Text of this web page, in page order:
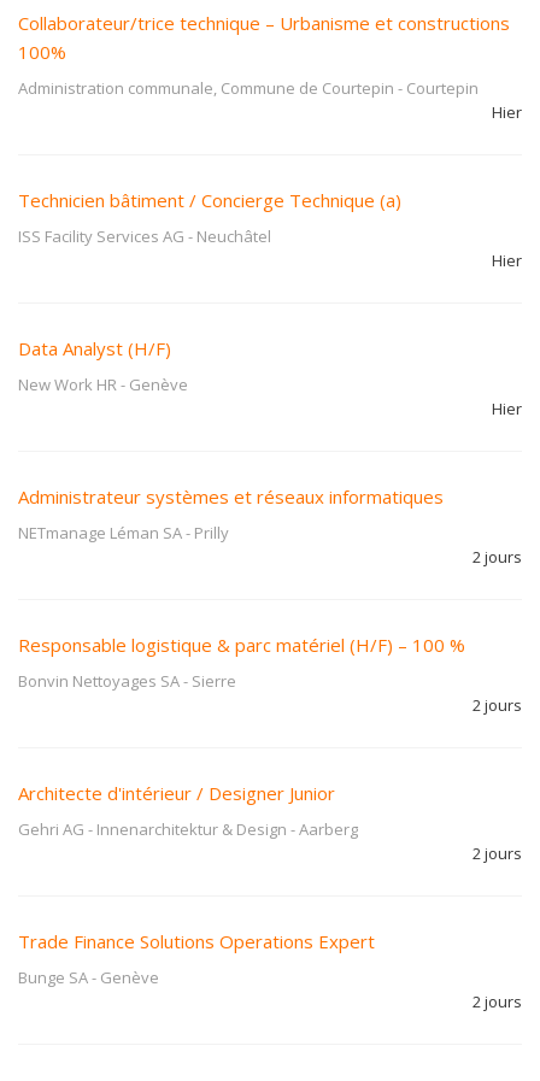
Collaborateur/trice technique – Urbanisme et constructions
100%
Administration communale, Commune de Courtepin - Courtepin
Hier
Technicien bâtiment / Concierge Technique (a)
ISS Facility Services AG - Neuchâtel
Hier
Data Analyst (H/F)
New Work HR- Genève
Hier
Administrateur systèmes et réseaux informatiques
NETmanage Léman SA- Prilly
2 jours
Responsable logistique & parc matériel (H/F) – 100 %
Bonvin Nettoyages SA- Sierre
2 jours
Architecte d'intérieur / Designer Junior
Gehri AG - Innenarchitektur & Design -Aarberg
2 jours
Trade Finance Solutions Operations Expert
Bunge SA- Genève
2 jours